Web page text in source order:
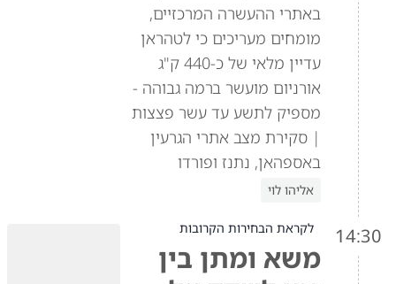
באתרי ההעשרה המרכזיים,
מומחים מעריכים כי לטהראן
עדיין מלאי של כ-440 ק"ג
אורניום מועשר ברמה גבוהה -
מספיק לתשע עד עשר פצצות
| סקירת מצב אתרי הגרעין
באספהאן, נתנז ופורדו
אליהו לוי
14:30 לקראת הבחירות הקרובות
משא ומתן בין